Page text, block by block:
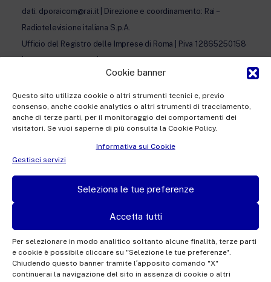
Cookie banner
Questo sito utilizza cookie o altri strumenti tecnici e, previo
consenso, anche cookie analytics o altri strumenti di tracciamento,
anche di terze parti, per il monitoraggio dei comportamenti dei
visitatori. Se vuoi saperne di più consulta la Cookie Policy.
Informativa sui Cookie
Gestisci servizi
Seleziona le tue preferenze
Accetta tutti
Per selezionare in modo analitico soltanto alcune finalità, terze parti
e cookie è possibile cliccare su "Selezione le tue preferenze".
Chiudendo questo banner tramite l′apposito comando "X"
continuerai la navigazione del sito in assenza di cookie o altri
dati: dporaicom@rai.it | Direzione e coordinamento: Rai –
Radiotelevisione italiana S.p.A.
Ufficio del Registro delle Imprese di Roma | P.iva 12865250158
| REA n. RM- 949207 | © Rai Com 2026 - Tutti i diritti riservati
Facebook Twitter Instagram Linkedin
Privacy Policy
This site is protected by reCAPTCHA and the GooglePrivacy PolicyandTerms of
Serviceapply.